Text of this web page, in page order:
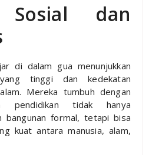
Sosial dan
di dalam gua menunjukkan
tinggi dan kedekatan
Mereka tumbuh dengan
pendidikan tidak hanya
bangunan formal, tetapi bisa
kuat antara manusia, alam,